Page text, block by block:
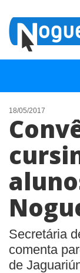
NOTÍCIAS
LISTA DIGITAL
TELEFONES ÚTEIS
CONTATO
ANUNCIE
18/05/2017
Secretária
comenta
de